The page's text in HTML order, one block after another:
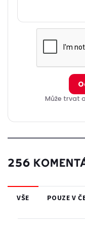
Může trvat
256
VŠE POUZE V